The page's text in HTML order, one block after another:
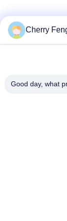
Địa chỉ
Cherry
Good day, what